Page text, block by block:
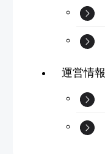
運営情報